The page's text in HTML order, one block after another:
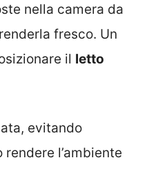
nella camera da
fresco. Un
il letto
evitando
l’ambiente